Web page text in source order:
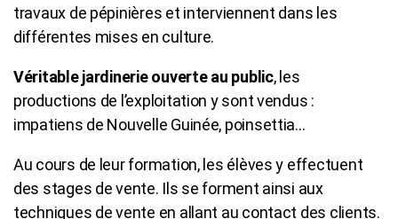
travaux de pépinières et interviennent dans les
différentes mises en culture.
Véritable jardinerie ouverte au public, les
productions de l’exploitation y sont vendus :
impatiens de Nouvelle Guinée, poinsettia…
Au cours de leur formation, les élèves y effectuent
des stages de vente. Ils se forment ainsi aux
techniques de vente en allant au contact des clients.